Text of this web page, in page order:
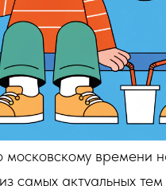
времени
самых актуальных